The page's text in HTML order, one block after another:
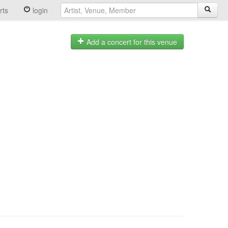
login
Add a concert for this venue